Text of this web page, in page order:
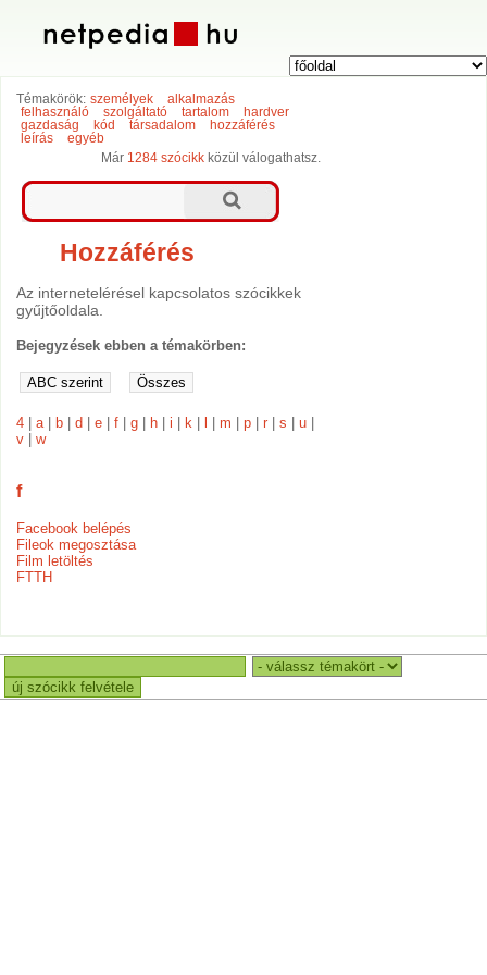
Témakörök: személyek
alkalmazás
felhasználó
szolgáltató tartalom
hardver
gazdaság
kód társadalom
hozzáférés
leírás
egyéb
Már 1284 szócikk közül válogathatsz.
Hozzáférés
Az internetelérésel kapcsolatos szócikkek
gyűjtőoldala.
Bejegyzések ebben a témakörben:
4 |a| b |d |e |f |g h |i k |m |p |r |s |u
v |w
f
Facebook belépés
Fileok megosztása
Film letöltés
FTTH